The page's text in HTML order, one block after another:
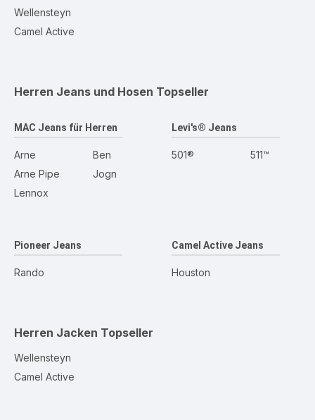
Wellensteyn
Camel Active
Herren Jeans und Hosen Topseller
MAC Jeans für Herren
Arne
Arne Pipe
Lennox
Ben
Jogn
Levi's® Jeans
501® 511™
Pioneer Jeans
Rando
Camel Active Jeans
Houston
Herren Jacken Topseller
Wellensteyn
Camel Active